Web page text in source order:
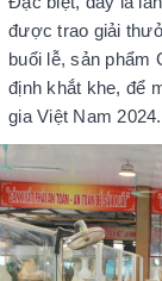
được trao giải
buổi lễ, sản phẩm
định khắt khe, để
gia Việt Nam 2024.